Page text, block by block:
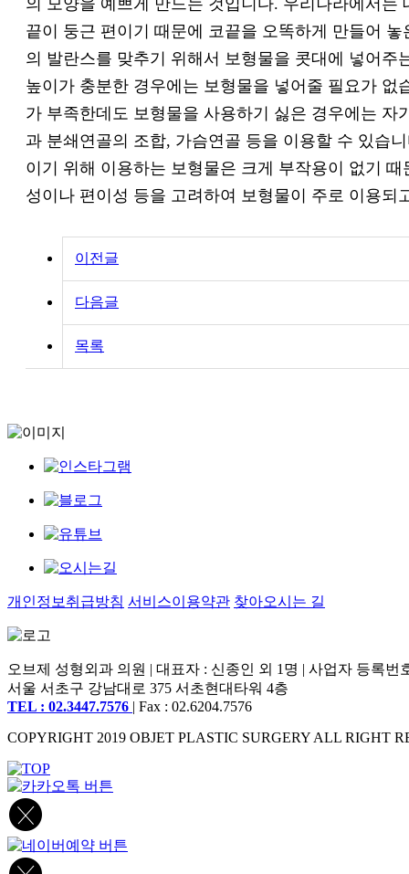
끝이 둥근 편이기 때문에 코끝을 오똑하게 만들어
의 발란스를 맞추기 위해서 보형물을 콧대에 넣어주
높이가 충분한 경우에는 보형물을 넣어줄 필요가 없
가 부족한데도 보형물을 사용하기 싫은 경우에는 자
과 분쇄연골의 조합, 가슴연골 등을 이용할 수 있습
이기 위해 이용하는 보형물은 크게 부작용이 없기
성이나 편이성 등을 고려하여 보형물이 주로 이용되
이전글
다음글
목록
개인정보취급방침 서비스이용약관 찾아오시는 길
오브제 성형외과 의원 | 대표자 : 신종인 외 1명 | 사업자 등록번
서울 서초구 강남대로 375 서초현대타워 4층
TEL : 02.3447.7576 | Fax : 02.6204.7576
COPYRIGHT 2019 OBJET PLASTIC SURGERY ALL RIGHT